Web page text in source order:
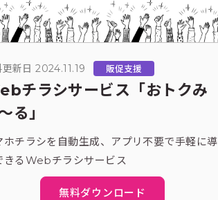
更新日 2024.11.19 販促支援
チラシサービス「おトクみ
る」
ホチラシを自動生成、アプリ不要で手軽に導
きるWebチラシサービス
無料ダウンロード